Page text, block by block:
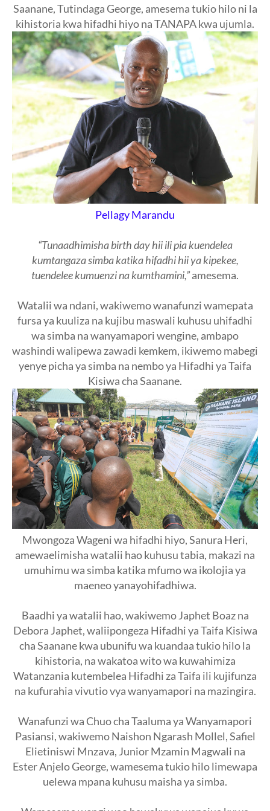
Saanane, Tutindaga George, amesema tukio hilo ni la
kihistoria kwa hifadhi hiyo na TANAPA kwa ujumla.
Pellagy Marandu
“Tunaadhimisha birth day hii ili pia kuendelea
kumtangaza simba katika hifadhi hii ya kipekee,
tuendelee kumuenzi na kumthamini,”amesema.
Watalii wa ndani, wakiwemo wanafunzi wamepata
fursa ya kuuliza na kujibu maswali kuhusu uhifadhi
wa simba na wanyamapori wengine, ambapo
washindi walipewa zawadi kemkem, ikiwemo mabegi
yenye picha ya simba na nembo ya Hifadhi ya Taifa
Kisiwa cha Saanane.
Mwongoza Wageni wa hifadhi hiyo, Sanura Heri,
amewaelimisha watalii hao kuhusu tabia, makazi na
umuhimu wa simba katika mfumo wa ikolojia ya
maeneo yanayohifadhiwa.
Baadhi ya watalii hao, wakiwemo Japhet Boaz na
Debora Japhet, waliipongeza Hifadhi ya Taifa Kisiwa
cha Saanane kwa ubunifu wa kuandaa tukio hilo la
kihistoria, na wakatoa wito wa kuwahimiza
Watanzania kutembelea Hifadhi za Taifa ili kujifunza
na kufurahia vivutio vya wanyamapori na mazingira.
Wanafunzi wa Chuo cha Taaluma ya Wanyamapori
Pasiansi, wakiwemo Naishon Ngarash Mollel, Safiel
Elietiniswi Mnzava, Junior Mzamin Magwali na
Ester Anjelo George, wamesema tukio hilo limewapa
uelewa mpana kuhusu maisha ya simba.